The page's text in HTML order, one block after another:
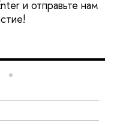
и отправьте нам